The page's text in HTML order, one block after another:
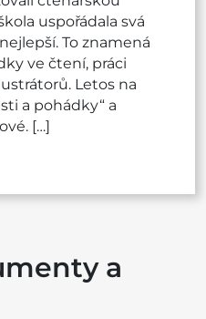
uspořádala svá
To znamená
ve čtení, práci
Letos na
a pohádky“ a
[…]
a